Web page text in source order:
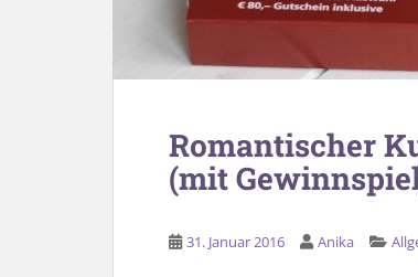
Romantischer
(mit
31. Januar 2016 Anika